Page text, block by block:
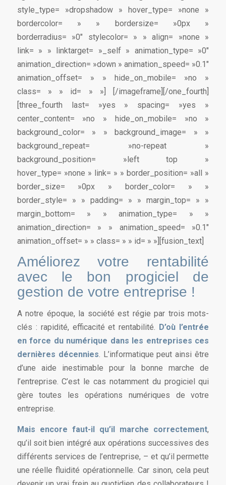
style_type= »dropshadow » hover_type= »none »
bordercolor= » » bordersize= »0px »
borderradius= »0″ stylecolor= » » align= »none »
link= » » linktarget= »_self » animation_type= »0″
animation_direction= »down » animation_speed= »0.1″
animation_offset= » » hide_on_mobile= »no »
class= » » id= » »] [/imageframe][/one_fourth]
[three_fourth last= »yes » spacing= »yes »
center_content= »no » hide_on_mobile= »no »
background_color= » » background_image= » »
background_repeat= »no-repeat »
background_position= »left top »
hover_type= »none » link= » » border_position= »all »
border_size= »0px » border_color= » »
border_style= » » padding= » » margin_top= » »
margin_bottom= » » animation_type= » »
animation_direction= » » animation_speed= »0.1″
animation_offset= » » class= » » id= » »][fusion_text]
Améliorez votre rentabilité
avec le bon progiciel de
gestion de votre entreprise !
A notre époque, la société est régie par trois mots-
clés : rapidité, efficacité et rentabilité. D’où l’entrée
en force du numérique dans les entreprises ces
dernières décennies. L’informatique peut ainsi être
d’une aide inestimable pour la bonne marche de
l’entreprise. C’est le cas notamment du progiciel qui
gère toutes les opérations numériques de votre
entreprise.
Mais encore faut-il qu’il marche correctement,
qu’il soit bien intégré aux opérations successives des
différents services de l’entreprise, – et qu’il permette
une réelle fluidité opérationnelle. Car sinon, cela peut